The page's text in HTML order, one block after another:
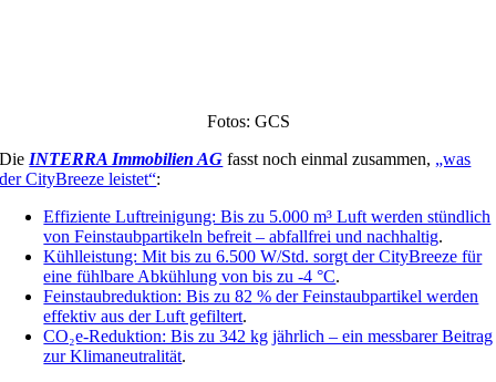
Fotos: GCS
Die INTERRA Immobilien AG fasst noch einmal zusammen, „was
der CityBreeze leistet“:
Effiziente Luftreinigung: Bis zu 5.000 m³ Luft werden stündlich
von Feinstaubpartikeln befreit – abfallfrei und nachhaltig.
Kühlleistung: Mit bis zu 6.500 W/Std. sorgt der CityBreeze für
eine fühlbare Abkühlung von bis zu -4 °C.
Feinstaubreduktion: Bis zu 82 % der Feinstaubpartikel werden
effektiv aus der Luft gefiltert.
CO₂e-Reduktion: Bis zu 342 kg jährlich – ein messbarer Beitrag
zur Klimaneutralität.